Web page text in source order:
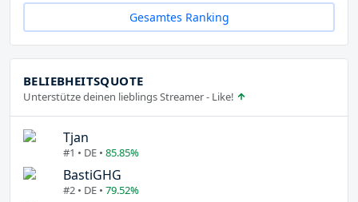
Gesamtes Ranking
BELIEBHEITSQUOTE
Unterstütze deinen lieblings Streamer - Like!
Tjan
#1 • DE • 85.85%
BastiGHG
#2 • DE • 79.52%